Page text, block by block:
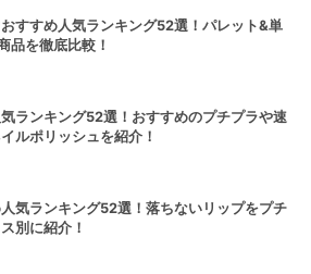
すすめ人気ランキング52選！パレット&単
品を徹底比較！
ランキング52選！おすすめのプチプラや速
ルポリッシュを紹介！
気ランキング52選！落ちないリップをプチ
別に紹介！